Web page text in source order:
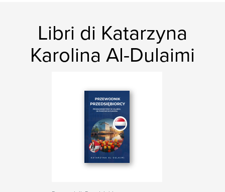
Libri di Katarzyna
Karolina Al-Dulaimi